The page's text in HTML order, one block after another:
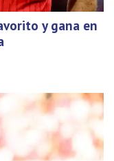
y gana en